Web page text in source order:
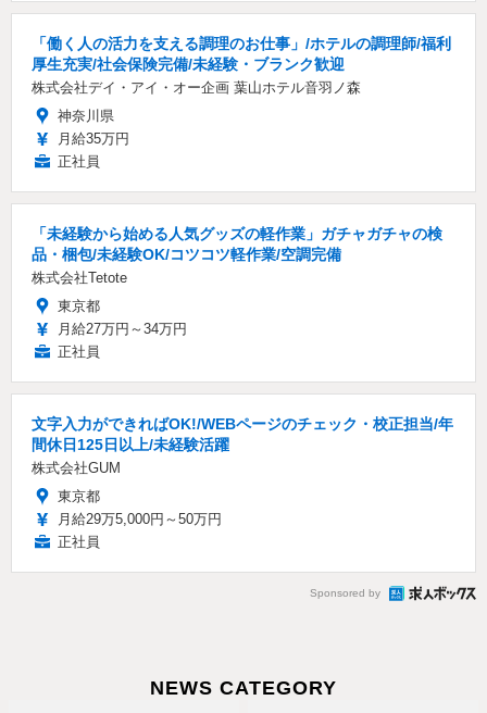
「働く人の活力を支える調理のお仕事」/ホテルの調理師/福利
厚生充実/社会保険完備/未経験・ブランク歓迎
株式会社デイ・アイ・オー企画 葉山ホテル音羽ノ森
神奈川県
月給35万円
正社員
「未経験から始める人気グッズの軽作業」ガチャガチャの検
品・梱包/未経験OK/コツコツ軽作業/空調完備
株式会社Tetote
東京都
月給27万円～34万円
正社員
文字入力ができればOK!/WEBページのチェック・校正担当/年
間休日125日以上/未経験活躍
株式会社GUM
東京都
月給29万5,000円～50万円
正社員
Sponsored by
NEWS CATEGORY